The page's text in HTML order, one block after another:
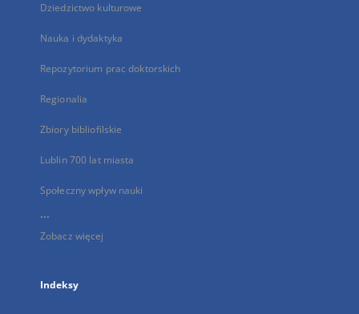
Dziedzictwo kulturowe
Nauka i dydaktyka
Repozytorium prac doktorskich
Regionalia
Zbiory bibliofilskie
Lublin 700 lat miasta
Społeczny wpływ nauki
...
Zobacz więcej
Indeksy